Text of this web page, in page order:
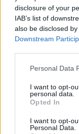
disclosure of your
IAB’s list of
also be disclosed
Downstream
Personal Data
I want to opt-
personal data.
Opted In
I want to opt-
Personal Data.